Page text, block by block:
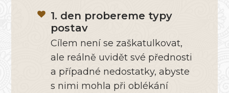
1. den probereme typy
postav
Cílem není se zaškatulkovat,
ale reálně uvidět své přednosti
a případné nedostatky, abyste
s nimi mohla při oblékání